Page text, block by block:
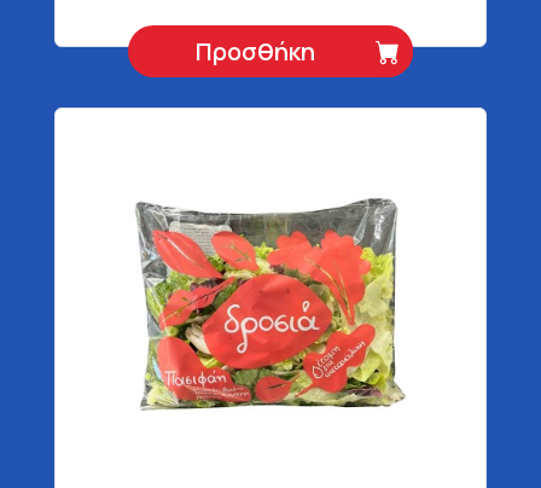
Προσθήκη